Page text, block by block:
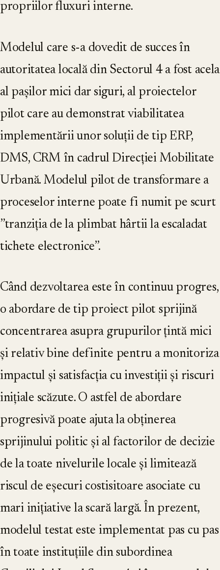
propriilor fluxuri interne.
Modelul care s-a dovedit de succes în
autoritatea locală din Sectorul 4 a fost acela
al pașilor mici dar siguri, al proiectelor
pilot care au demonstrat viabilitatea
implementării unor soluții de tip ERP,
DMS, CRM în cadrul Direcției Mobilitate
Urbană. Modelul pilot de transformare a
proceselor interne poate fi numit pe scurt
”tranziția de la plimbat hârtii la escaladat
tichete electronice”.
Când dezvoltarea este în continuu progres,
o abordare de tip proiect pilot sprijină
concentrarea asupra grupurilor țintă mici
și relativ bine definite pentru a monitoriza
impactul și satisfacția cu investiții și riscuri
inițiale scăzute. O astfel de abordare
progresivă poate ajuta la obținerea
sprijinului politic și al factorilor de decizie
de la toate nivelurile locale și limitează
riscul de eșecuri costisitoare asociate cu
mari inițiative la scară largă. În prezent,
modelul testat este implementat pas cu pas
în toate instituțiile din subordinea